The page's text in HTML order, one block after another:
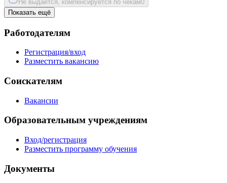
Не выдается, компенсируется по чекам0
Показать ещё
Работодателям
Регистрация/вход
Разместить вакансию
Соискателям
Вакансии
Образовательным учреждениям
Вход/регистрация
Разместить программу обучения
Документы